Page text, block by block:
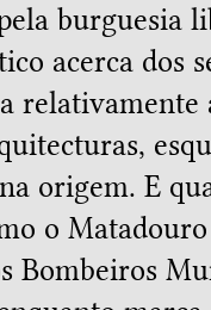
burguesia
acerca dos
relativamente
origem. E
o
Bombeiros